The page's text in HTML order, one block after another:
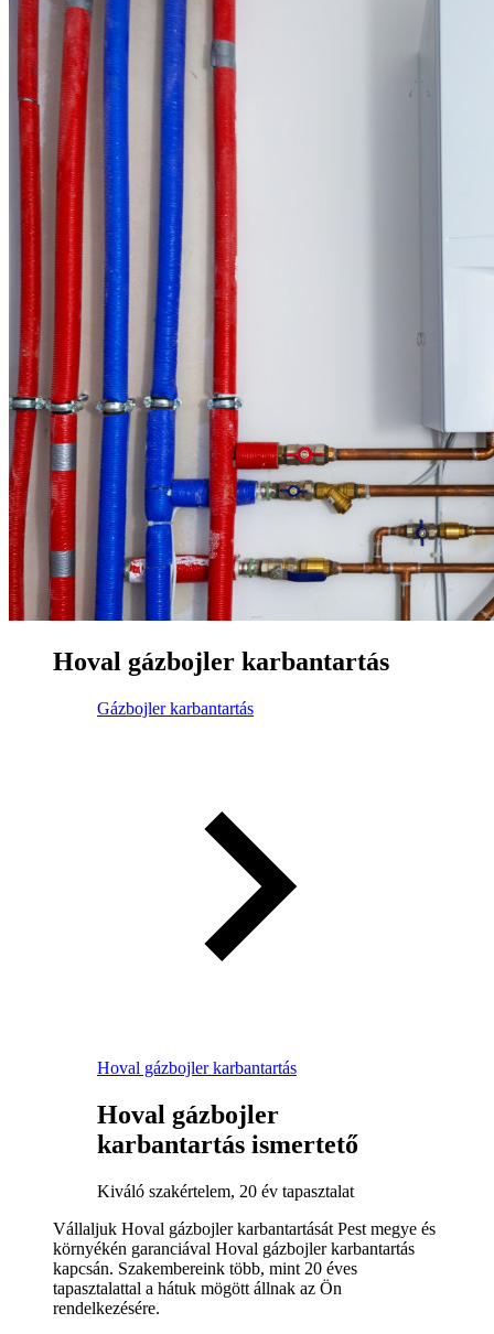
Hoval gázbojler karbantartás
Gázbojler karbantartás
Hoval gázbojler karbantartás
Hoval gázbojler
karbantartás ismertető
Kiváló szakértelem, 20 év tapasztalat
Vállaljuk Hoval gázbojler karbantartását Pest megye és
környékén garanciával Hoval gázbojler karbantartás
kapcsán. Szakembereink több, mint 20 éves
tapasztalattal a hátuk mögött állnak az Ön
rendelkezésére.